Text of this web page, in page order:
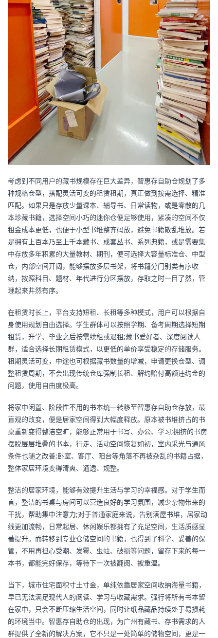
考虑到不同用户的藏书规模存在巨大差异，智惠存自助仓规划了多
种规格仓型，搭配灵活可变的租赁租期，真正做到按需选择、精准
匹配。如果只是存放少量课本、辅导书、日常读物，或是零散的几
本珍藏书籍，选择空间小巧的迷你仓便足够使用，紧凑的空间不仅
租金成本更低，也便于小型书堆整齐码放，避免书籍散乱堆放。若
是拥有上百本乃至上千本藏书、成套丛书、系列典籍，或是需要集
中存放多年积累的大量教材、期刊，便可选择大容量标准仓、中型
仓，内部空间开阔，能够摆放多层书架，将书籍分门别类有序收
纳，按照科目、题材、年代进行分区摆放，存取之时一目了然，管
理起来井然有序。
在租赁时长上，平台支持短租、长租等多种模式，用户可以根据自
身使用规划自由选择。学生群体可以按照学期、备考周期选择短期
租赁，升学、毕业之后按需续租或退租;藏书爱好者、深度阅读人
群，适合选择长期租赁模式，以更低的单价享受稳定的存储服务。
租期灵活可变，中途也可根据藏书数量的增减，申请更换仓型、调
整租赁周期，不会出现传统仓库强制长租、解约赔付高额违约金的
问题，使用自由度极高。
将家中闲置、阶段性不用的书本统一转移至智惠存自助仓存放，最
直观的改变，便是居家空间得到大幅度释放。原本被书堆挤占的书
桌重新变得整洁空旷，能够正常用于书写、办公、学习;拥挤的书房
摆脱层层堆叠的书本，行走、活动空间恢复如初，室内采光与通风
条件也随之改善;卧室、客厅、阳台等角落不再被杂乱的书籍占据，
整体家居环境变得清爽、通透、规整。
整洁的居家环境，能够有效提升生活与学习的幸福感。对于学生而
言，整洁的书桌与房间可以营造良好的学习氛围，减少杂物带来的
干扰，帮助集中注意力;对于普通家庭来说，告别满屋书堆，居家动
线更加流畅，日常起居、休闲娱乐都拥有了充足空间，生活质感显
著提升。而转移到专业仓储空间的书籍，也得到了科学、妥善的保
管，不用再担心受潮、发霉、虫蛀、破损等问题，留存下来的每一
本书，都能完好保存，等待下一次被翻阅、被重温。
当下，城市住宅面积寸土寸金，单纯依靠居家空间收纳海量书籍，
早已无法满足现代人的阅读、学习与收藏需求。强行将所有书本留
在家中，只会不断压缩生活空间，同时让纸品藏品持续处于易损耗
的环境当中。智惠存自助仓的出现，为广州有藏书、存书需求的人
群提供了全新的解决方案，它不只是一处简单的储物空间，更是一